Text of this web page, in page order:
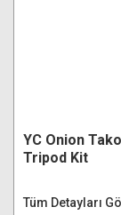
YC Onion
Tripod Kit
Tüm Detayları